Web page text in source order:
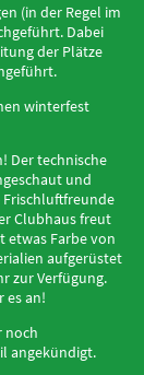
(in der Regel im
Dabei
der Plätze
winterfest
Der technische
und
Frischluftfreunde
Clubhaus freut
etwas Farbe von
aufgerüstet
zur Verfügung.
es an!
noch
angekündigt.